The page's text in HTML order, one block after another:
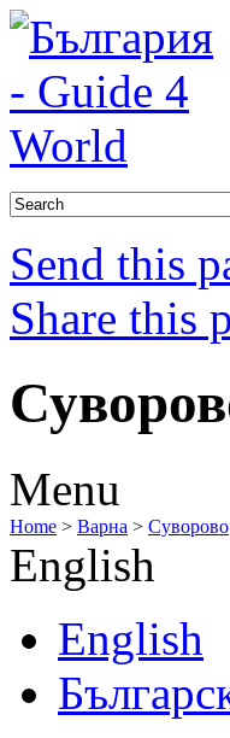
Send this
Share this
Menu
Home > Варна > Суворово
English
English